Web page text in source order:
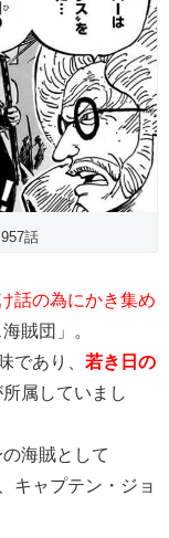
話
話の為にかき集め
賊団」。
であり、 若き日の
所属していまし
海賊として
キャプテン・ジョ